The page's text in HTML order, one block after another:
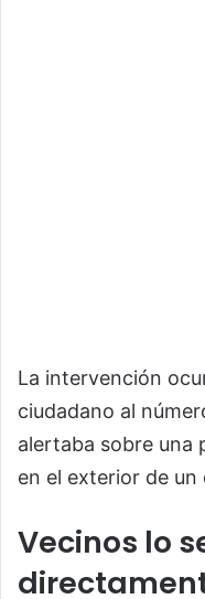
La intervención
ciudadano al
alertaba sobre una
en el exterior de un
Vecinos lo